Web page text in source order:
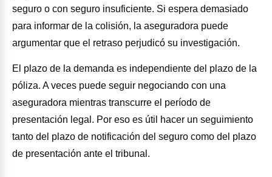
seguro o con seguro insuficiente. Si espera demasiado
para informar de la colisión, la aseguradora puede
argumentar que el retraso perjudicó su investigación.
El plazo de la demanda es independiente del plazo de la
póliza. A veces puede seguir negociando con una
aseguradora mientras transcurre el período de
presentación legal. Por eso es útil hacer un seguimiento
tanto del plazo de notificación del seguro como del plazo
de presentación ante el tribunal.